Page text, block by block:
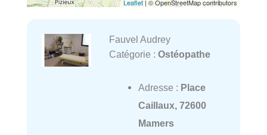
Leaflet | © OpenStreetMap contributors
Fauvel Audrey
Catégorie : Ostéopathe
Adresse : Place
Caillaux, 72600
Mamers